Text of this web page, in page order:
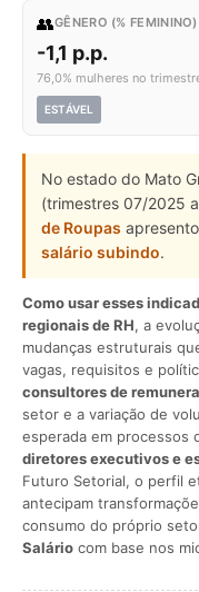
👥GÊNERO (% FEMININO)
-1,1 p.p.
76,0% mulheres no
ESTÁVEL
No estado do Mato
(trimestres 07/2025
de Roupas
salário subindo.
Como usar esses
regionais de RH, a
mudanças estruturais
vagas, requisitos e
consultores de
setor e a variação de
esperada em processos
diretores executivos e
Futuro Setorial, o perfil
antecipam
consumo do próprio
Salário com base nos